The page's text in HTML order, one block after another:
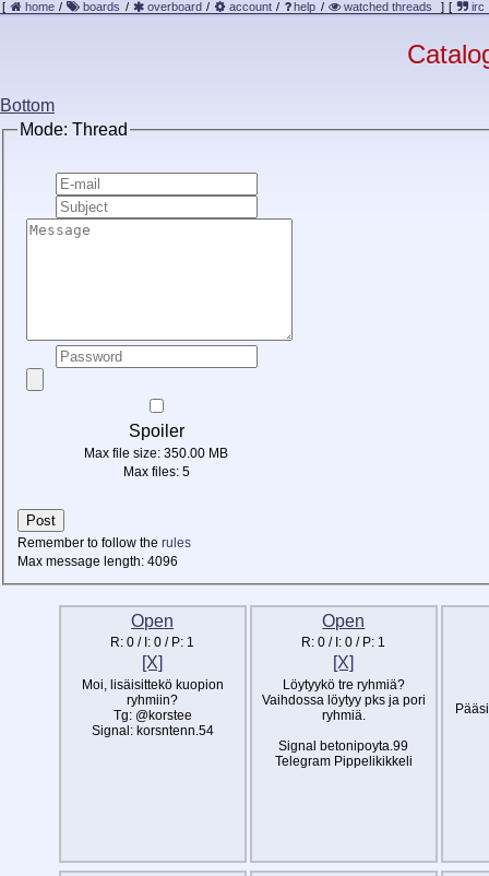
[ home / boards / overboard / account / help / watched threads ] [ irc
Bottom
Mode: Thread
Spoiler
Max file size: 350.00 MB
Max files: 5
Post
Remember to follow the rules
Max message length: 4096
Open
R:0 / I:0 / P: 1
[X]
Moi, lisäisittekö kuopion
ryhmiin?
Tg: @korstee
Signal: korsntenn.54
Open
R:0 / I:0 / P: 1
[X]
Löytyykö tre ryhmiä?
Vaihdossa löytyy pks ja pori
ryhmiä.
Signal betonipoyta.99
Telegram Pippelikikkeli